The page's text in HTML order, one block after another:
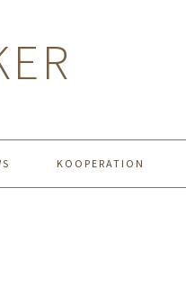
KOOPERATION